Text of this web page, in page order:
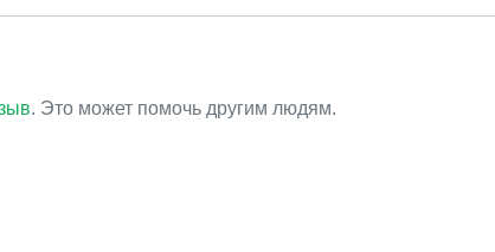
. Это может помочь другим людям.